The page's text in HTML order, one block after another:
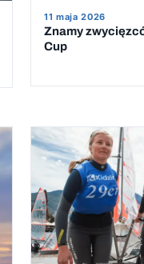
11 maja 2026
Znamy
Cup